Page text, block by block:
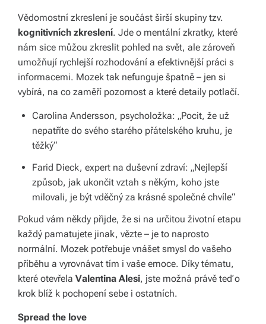
Vědomostní zkreslení je součást širší skupiny tzv.
kognitivních zkreslení. Jde o mentální zkratky, které
nám sice můžou zkreslit pohled na svět, ale zároveň
umožňují rychlejší rozhodování a efektivnější práci s
informacemi. Mozek tak nefunguje špatně – jen si
vybírá, na co zaměří pozornost a které detaily potlačí.
Carolina Andersson, psycholožka: „Pocit, že už
nepatříte do svého starého přátelského kruhu, je
těžký“
Farid Dieck, expert na duševní zdraví: „Nejlepší
způsob, jak ukončit vztah s někým, koho jste
milovali, je být vděčný za krásné společné chvíle“
Pokud vám někdy přijde, že si na určitou životní etapu
každý pamatujete jinak, vězte – je to naprosto
normální. Mozek potřebuje vnášet smysl do vašeho
příběhu a vyrovnávat tím i vaše emoce. Díky tématu,
které otevřela Valentina Alesi, jste možná právě teď o
krok blíž k pochopení sebe i ostatních.
Spread the love